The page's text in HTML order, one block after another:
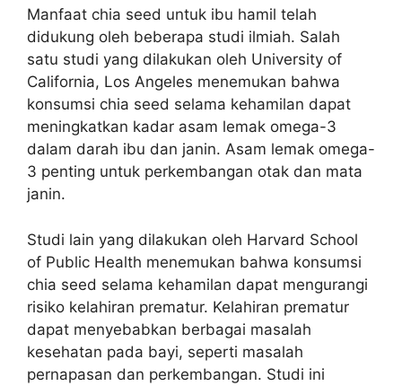
Manfaat chia seed untuk ibu hamil telah
didukung oleh beberapa studi ilmiah. Salah
satu studi yang dilakukan oleh University of
California, Los Angeles menemukan bahwa
konsumsi chia seed selama kehamilan dapat
meningkatkan kadar asam lemak omega-3
dalam darah ibu dan janin. Asam lemak omega-
3 penting untuk perkembangan otak dan mata
janin.
Studi lain yang dilakukan oleh Harvard School
of Public Health menemukan bahwa konsumsi
chia seed selama kehamilan dapat mengurangi
risiko kelahiran prematur. Kelahiran prematur
dapat menyebabkan berbagai masalah
kesehatan pada bayi, seperti masalah
pernapasan dan perkembangan. Studi ini